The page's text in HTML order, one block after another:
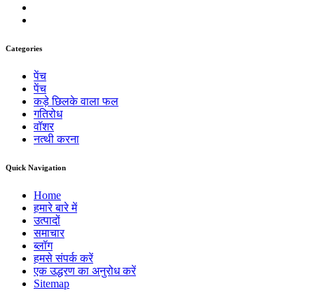
Categories
पेंच
पेंच
कड़े छिलके वाला फल
गतिरोध
वॉशर
नत्थी करना
Quick Navigation
Home
हमारे बारे में
उत्पादों
समाचार
ब्लॉग
हमसे संपर्क करें
एक उद्धरण का अनुरोध करें
Sitemap